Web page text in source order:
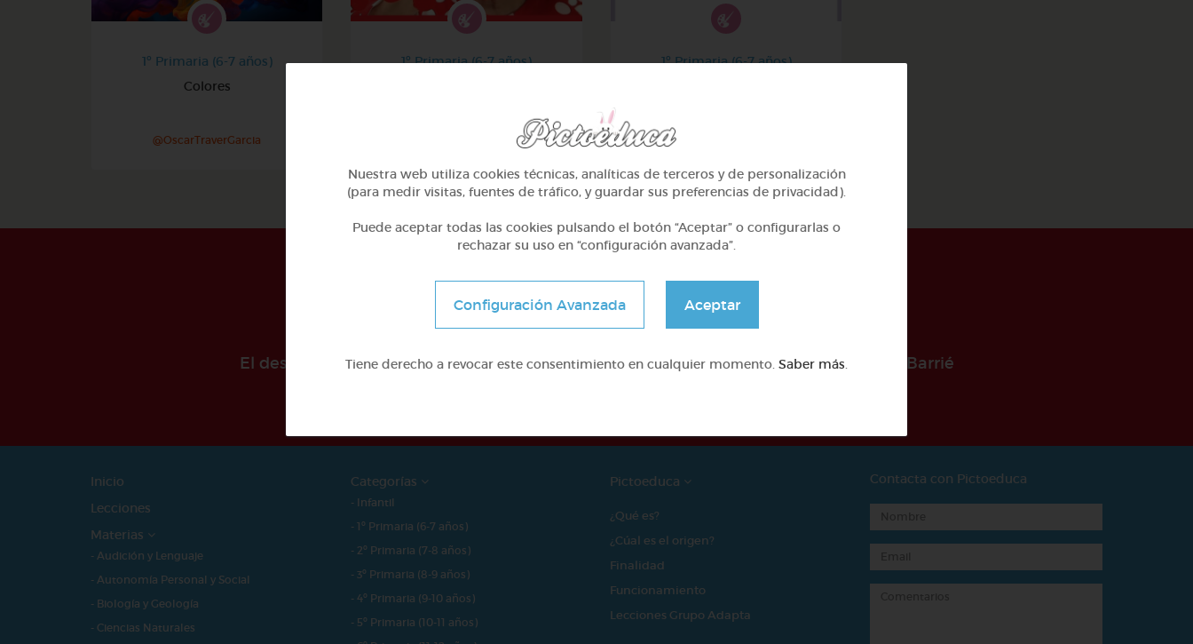
1º Primaria (6-7 años)
Colores
@OscarTraverGarcia
1º Primaria (6-7 años)
1º Primaria (6-7 años)
El desarollo de este proyecto ha sido posible gracias al mecenazgo de la Fundación Barrié
Inicio
Lecciones
Materias
- Audición y Lenguaje
- Autonomía Personal y Social
- Biología y Geología
- Ciencias Naturales
Categorías
- Infantil
- 1º Primaria (6-7 años)
- 2º Primaria (7-8 años)
- 3º Primaria (8-9 años)
- 4º Primaria (9-10 años)
- 5º Primaria (10-11 años)
Pictoeduca
¿Qué es?
¿Cúal es el origen?
Finalidad
Funcionamiento
Lecciones Grupo Adapta
Contacta con Pictoeduca
Nuestra web utiliza cookies técnicas, analíticas de terceros y de personalización
(para medir visitas, fuentes de tráfico, y guardar sus preferencias de privacidad).
Puede aceptar todas las cookies pulsando el botón “Aceptar” o configurarlas o
rechazar su uso en “configuración avanzada”.
Configuración Avanzada Aceptar
Tiene derecho a revocar este consentimiento en cualquier momento. Saber más.